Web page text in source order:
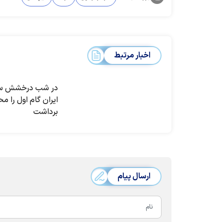
اخبار مرتبط
در شب درخشش
ایران گام اول را
برداشت
ارسال پیام